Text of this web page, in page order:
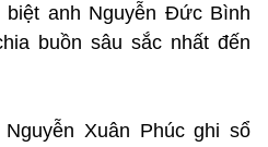
anh Nguyễn Đức Bình
buồn sâu sắc nhất đến
Xuân Phúc ghi sổ